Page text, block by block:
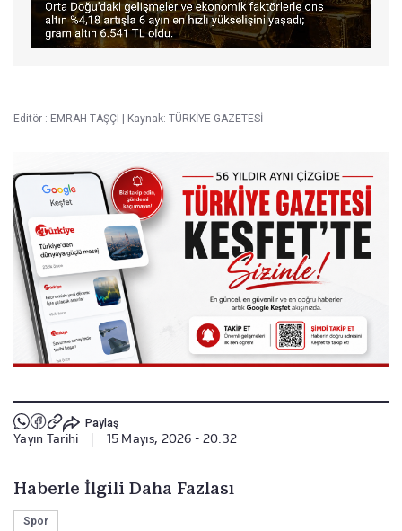
Editör : EMRAH TAŞÇI | Kaynak: TÜRKİYE GAZETESİ
Paylaş
Yayın Tarihi 15 Mayıs, 2026 - 20:32
Haberle İlgili Daha Fazlası
Spor